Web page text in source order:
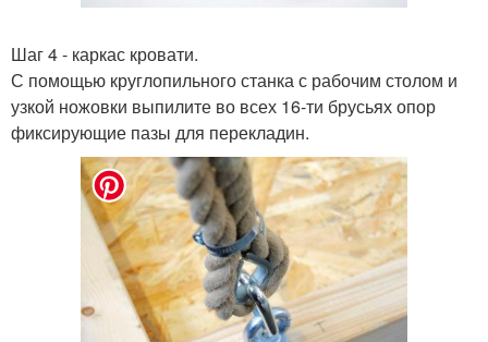
Шаг 4 - каркас кровати.
С помощью круглопильного станка с рабочим столом и
узкой ножовки выпилите во всех 16-ти брусьях опор
фиксирующие пазы для перекладин.